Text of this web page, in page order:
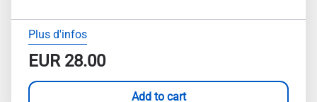
Plus d'infos
EUR28.00
Add to cart